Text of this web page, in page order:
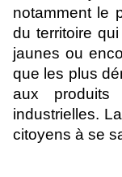
notamment le
du territoire
jaunes ou
que les plus
aux produits
industrielles.
citoyens à se